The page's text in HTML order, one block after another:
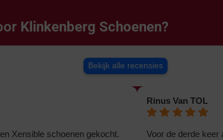
Klinkenberg Schoenen?
Bekijk alle recensies
Xensible schoenen gekocht.
Rinus Van TOL
Voor de derde keer